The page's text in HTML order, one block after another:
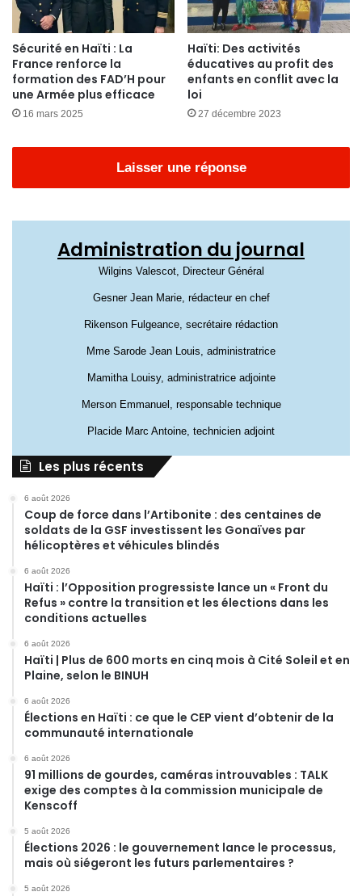
Sécurité en Haïti : La
France renforce la
formation des FAD’H pour
une Armée plus efficace
16 mars 2025
Haïti: Des activités
éducatives au profit des
enfants en conflit avec la
loi
27 décembre 2023
Laisser une réponse
Administration du journal
Wilgins Valescot, Directeur Général
Gesner Jean Marie, rédacteur en chef
Rikenson Fulgeance, secrétaire rédaction
Mme Sarode Jean Louis, administratrice
Mamitha Louisy, administratrice adjointe
Merson Emmanuel, responsable technique
Placide Marc Antoine, technicien adjoint
Les plus récents
6 août 2026
Coup de force dans l’Artibonite : des centaines de
soldats de la GSF investissent les Gonaïves par
hélicoptères et véhicules blindés
6 août 2026
Haïti : l’Opposition progressiste lance un « Front du
Refus » contre la transition et les élections dans les
conditions actuelles
6 août 2026
Haïti | Plus de 600 morts en cinq mois à Cité Soleil et en
Plaine, selon le BINUH
6 août 2026
Élections en Haïti : ce que le CEP vient d’obtenir de la
communauté internationale
6 août 2026
91 millions de gourdes, caméras introuvables : TALK
exige des comptes à la commission municipale de
Kenscoff
5 août 2026
Élections 2026 : le gouvernement lance le processus,
mais où siégeront les futurs parlementaires ?
5 août 2026